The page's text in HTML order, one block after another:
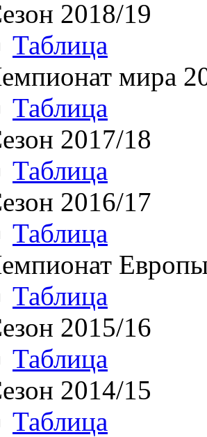
2018/19
Таблица
мира
Таблица
2017/18
Таблица
2016/17
Таблица
Таблица
2015/16
Таблица
2014/15
Таблица